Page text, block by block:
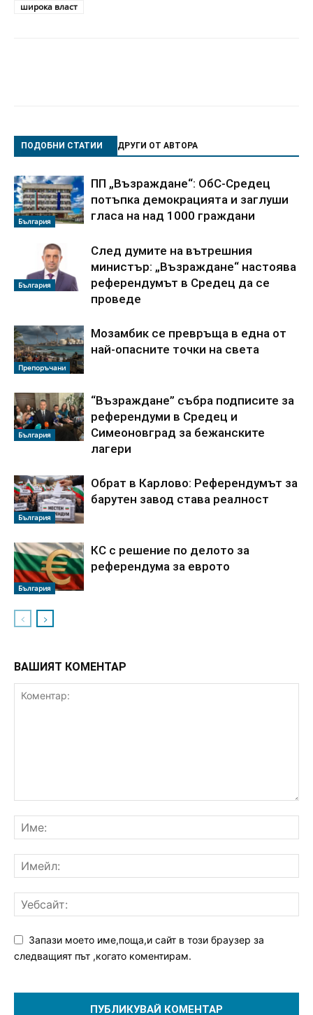
широка власт
ПОДОБНИ СТАТИИ ДРУГИ ОТ АВТОРА
България
ПП „Възраждане“: ОбС-Средец
потъпка демокрацията и заглуши
гласа на над 1000 граждани
България
След думите на вътрешния
министър: „Възраждане“ настоява
референдумът в Средец да се
проведе
Препоръчани
Мозамбик се превръща в една от
най-опасните точки на света
България
“Възраждане” събра подписите за
референдуми в Средец и
Симеоновград за бежанските
лагери
България
Обрат в Карлово: Референдумът за
барутен завод става реалност
България
КС с решение по делото за
референдума за еврото
ВАШИЯТ КОМЕНТАР
Запази моето име,поща,и сайт в този браузер за
следващият път ,когато коментирам.